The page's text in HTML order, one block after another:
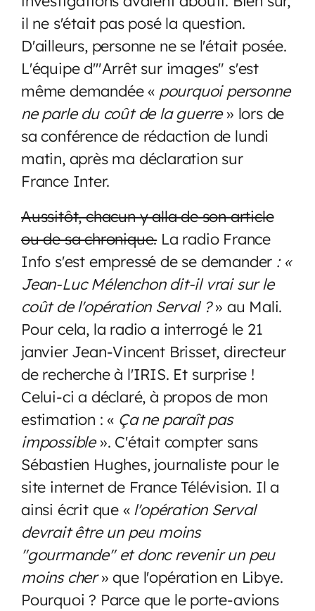
il ne s'était pas posé la question.
D'ailleurs, personne ne se l'était posée.
L'équipe d'"Arrêt sur images" s'est
même demandée « pourquoi personne
ne parle du coût de la guerre» lors de
sa conférence de rédaction de lundi
matin, après ma déclaration sur
France Inter.
Aussitôt, chacun y alla de son article
ou de sa chronique.La radio France
Info s'est empressé de se demander : «
Jean-Luc Mélenchon dit-il vrai sur le
coût de l'opération Serval ?» au Mali.
Pour cela, la radio a interrogé le 21
janvier Jean-Vincent Brisset, directeur
de recherche à l'IRIS. Et surprise !
Celui-ci a déclaré, à propos de mon
estimation : « Ça ne paraît pas
impossible». C'était compter sans
Sébastien Hughes, journaliste pour le
site internet de France Télévision. Il a
ainsi écrit que « l'opération Serval
devrait être un peu moins
"gourmande"et donc revenir un peu
moins cher» que l'opération en Libye.
Pourquoi ? Parce que le porte-avions